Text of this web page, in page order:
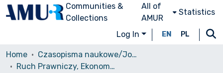
Communities &
Collections
All of
AMUR
Statistics
Log In EN PL
Home
Czasopisma naukowe/Journals
Ruch Prawniczy, Ekonomiczny i Socjologiczny